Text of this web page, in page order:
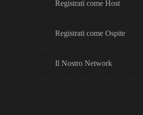
Registrati come Host
Registrati come Ospite
Il Nostro Network